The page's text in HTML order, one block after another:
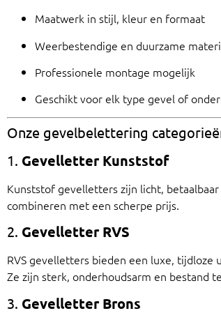
Maatwerk in stijl, kleur en formaat
Weerbestendige en duurzame
Professionele montage mogelijk
Geschikt voor elk type gevel of
Onze gevelbelettering
1. Gevelletter Kunststof
Kunststof gevelletters zijn licht,
combineren met een scherpe prijs.
2. Gevelletter RVS
RVS gevelletters bieden een luxe,
Ze zijn sterk, onderhoudsarm en bestand
3. Gevelletter Brons